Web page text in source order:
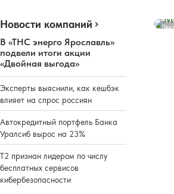
Новости компаний
В «ТНС энерго Ярославль»
подвели итоги акции
«Двойная выгода»
Эксперты выяснили, как кешбэк
влияет на спрос россиян
Автокредитный портфель Банка
Уралсиб вырос на 23%
Т2 признан лидером по числу
бесплатных сервисов
кибербезопасности